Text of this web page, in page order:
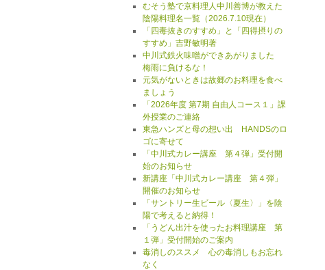
むそう塾で京料理人中川善博が教えた
陰陽料理名一覧（2026.7.10現在）
「四毒抜きのすすめ」と「四得摂りの
すすめ」吉野敏明著
中川式鉄火味噌ができあがりました
梅雨に負けるな！
元気がないときは故郷のお料理を食べ
ましょう
「2026年度 第7期 自由人コース１」課
外授業のご連絡
東急ハンズと母の想い出 HANDSのロ
ゴに寄せて
「中川式カレー講座 第４弾」受付開
始のお知らせ
新講座「中川式カレー講座 第４弾」
開催のお知らせ
「サントリー生ビール〈夏生〉」を陰
陽で考えると納得！
「うどん出汁を使ったお料理講座 第
１弾」受付開始のご案内
毒消しのススメ 心の毒消しもお忘れ
なく